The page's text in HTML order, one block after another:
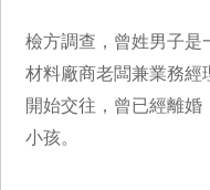
檢方調查，曾姓男子是
材料廠商老闆兼業務經
開始交往，曾已經離婚
小孩。